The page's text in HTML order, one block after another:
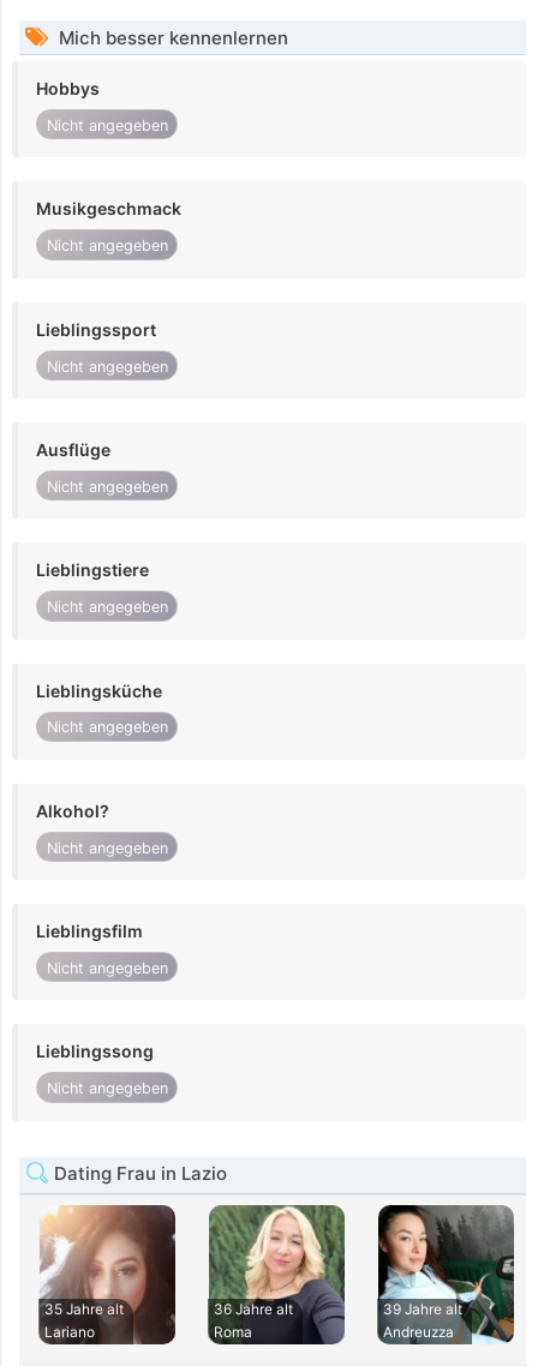
Mich besser kennenlernen
Hobbys
Nicht angegeben
Musikgeschmack
Nicht angegeben
Lieblingssport
Nicht angegeben
Ausflüge
Nicht angegeben
Lieblingstiere
Nicht angegeben
Lieblingsküche
Nicht angegeben
Alkohol?
Nicht angegeben
Lieblingsfilm
Nicht angegeben
Lieblingssong
Nicht angegeben
Dating Frau in Lazio
35 Jahre alt
Lariano
36 Jahre alt
Roma
39 Jahre alt
Andreuzza